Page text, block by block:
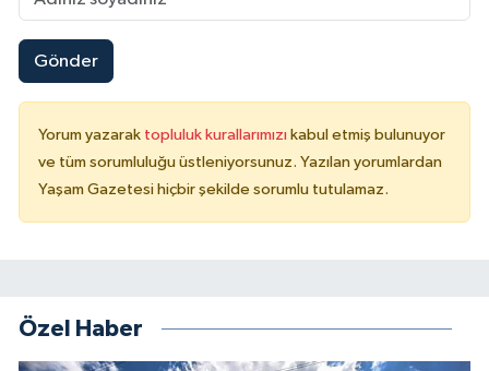
Gönder
Yorum yazarak topluluk kurallarımızı kabul etmiş bulunuyor
ve tüm sorumluluğu üstleniyorsunuz. Yazılan yorumlardan
Yaşam Gazetesi hiçbir şekilde sorumlu tutulamaz.
Özel Haber